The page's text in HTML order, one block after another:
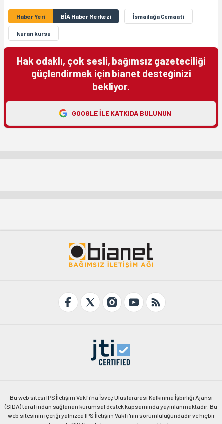
Haber Yeri BİA Haber Merkezi İsmailağa Cemaati
kuran kursu
Hak odaklı, çok sesli, bağımsız gazeteciliği
güçlendirmek için bianet desteğinizi
bekliyor.
GOOGLE ILE KATKIDA BULUNUN
Bu web sitesi IPS İletişim Vakfı'na İsveç Uluslararası Kalkınma İşbirliği Ajansı
(SIDA) tarafından sağlanan kurumsal destek kapsamında yayınlanmaktadır. Bu
web sitesinin içeriği yalnızca IPS İletişim Vakfı'nın sorumluluğundadır ve hiçbir